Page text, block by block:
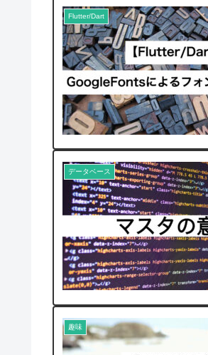
Flutter/Dart
データベース
趣味